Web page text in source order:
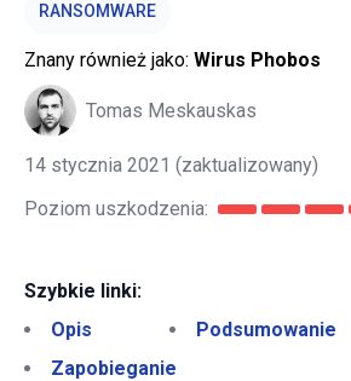
RANSOMWARE
Znany również jako: Wirus Phobos
Tomas Meskauskas
14 stycznia 2021 (zaktualizowany)
Poziom uszkodzenia:
Szybkie linki:
Opis
Podsumowanie
Zapobieganie